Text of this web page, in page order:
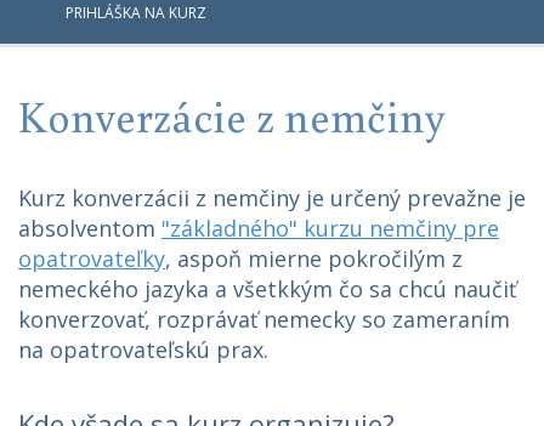
PRIHLÁŠKA NA KURZ
Konverzácie z nemčiny
Kurz konverzácii z nemčiny je určený prevažne je
absolventom "základného" kurzu nemčiny pre
opatrovateľky, aspoň mierne pokročilým z
nemeckého jazyka a všetkkým čo sa chcú naučiť
konverzovať, rozprávať nemecky so zameraním
na opatrovateľskú prax.